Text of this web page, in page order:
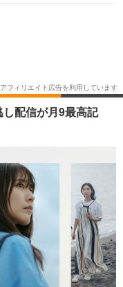
その他
配信が月9最高記